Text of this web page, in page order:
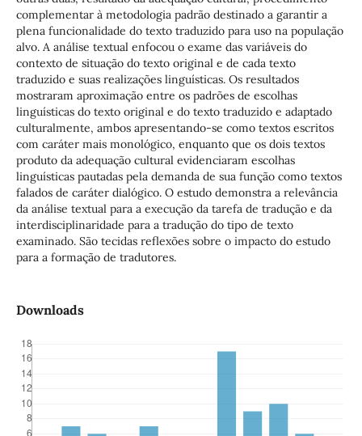
complementar à metodologia padrão destinado a garantir a
plena funcionalidade do texto traduzido para uso na população
alvo. A análise textual enfocou o exame das variáveis do
contexto de situação do texto original e de cada texto
traduzido e suas realizações linguísticas. Os resultados
mostraram aproximação entre os padrões de escolhas
linguísticas do texto original e do texto traduzido e adaptado
culturalmente, ambos apresentando-se como textos escritos
com caráter mais monológico, enquanto que os dois textos
produto da adequação cultural evidenciaram escolhas
linguísticas pautadas pela demanda de sua função como textos
falados de caráter dialógico. O estudo demonstra a relevância
da análise textual para a execução da tarefa de tradução e da
interdisciplinaridade para a tradução do tipo de texto
examinado. São tecidas reflexões sobre o impacto do estudo
para a formação de tradutores.
Downloads